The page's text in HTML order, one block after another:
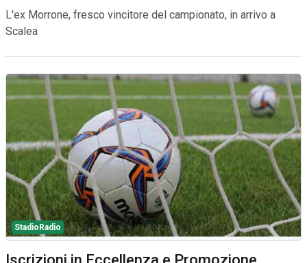
L'ex Morrone, fresco vincitore del campionato, in arrivo a
Scalea
StadioRadio